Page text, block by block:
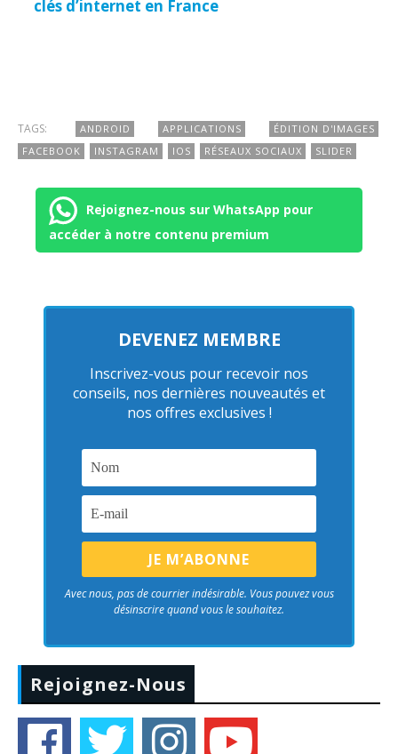
clés d’internet en France
TAGS: ANDROID APPLICATIONS
ÉDITION D'IMAGES
FACEBOOK
INSTAGRAM IOS RÉSEAUX SOCIAUX SLIDER
Rejoignez-nous sur WhatsApp pour
accéder à notre contenu premium
DEVENEZ MEMBRE
Inscrivez-vous pour recevoir nos
conseils, nos dernières nouveautés et
nos offres exclusives !
Avec nous, pas de courrier indésirable. Vous pouvez vous
désinscrire quand vous le souhaitez.
Rejoignez-Nous